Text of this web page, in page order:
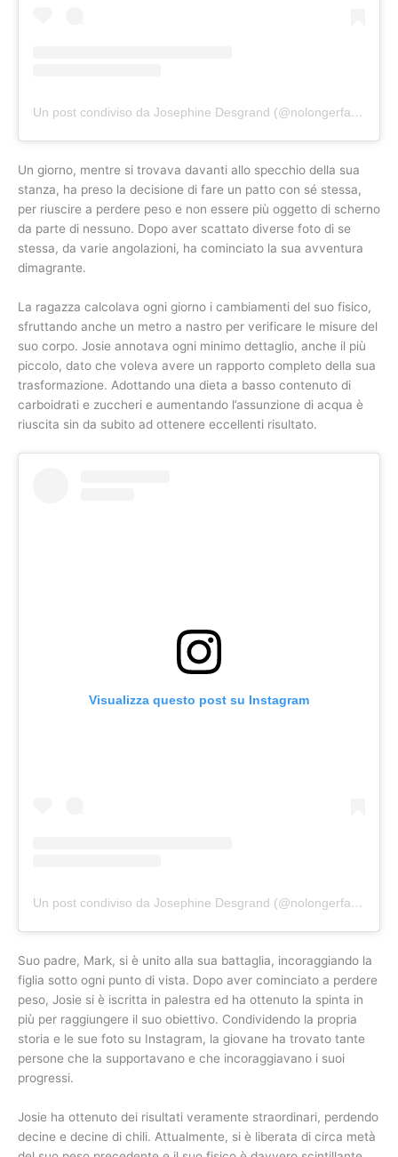
Un post condiviso da Josephine Desgrand (@nolongerfatjosie)
Un giorno, mentre si trovava davanti allo specchio della sua
stanza, ha preso la decisione di fare un patto con sé stessa,
per riuscire a perdere peso e non essere più oggetto di scherno
da parte di nessuno. Dopo aver scattato diverse foto di se
stessa, da varie angolazioni, ha cominciato la sua avventura
dimagrante.
La ragazza calcolava ogni giorno i cambiamenti del suo fisico,
sfruttando anche un metro a nastro per verificare le misure del
suo corpo. Josie annotava ogni minimo dettaglio, anche il più
piccolo, dato che voleva avere un rapporto completo della sua
trasformazione. Adottando una dieta a basso contenuto di
carboidrati e zuccheri e aumentando l’assunzione di acqua è
riuscita sin da subito ad ottenere eccellenti risultato.
Visualizza questo post su Instagram
Un post condiviso da Josephine Desgrand (@nolongerfatjosie)
Suo padre, Mark, si è unito alla sua battaglia, incoraggiando la
figlia sotto ogni punto di vista. Dopo aver cominciato a perdere
peso, Josie si è iscritta in palestra ed ha ottenuto la spinta in
più per raggiungere il suo obiettivo. Condividendo la propria
storia e le sue foto su Instagram, la giovane ha trovato tante
persone che la supportavano e che incoraggiavano i suoi
progressi.
Josie ha ottenuto dei risultati veramente straordinari, perdendo
decine e decine di chili. Attualmente, si è liberata di circa metà